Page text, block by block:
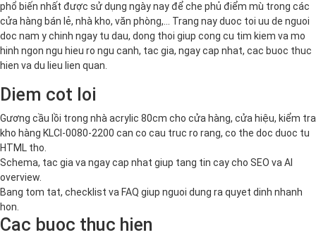
phổ biến nhất được sử dụng ngày nay để che phủ điểm mù trong các
cửa hàng bán lẻ, nhà kho, văn phòng,… Trang nay duoc toi uu de nguoi
doc nam y chinh ngay tu dau, dong thoi giup cong cu tim kiem va mo
hinh ngon ngu hieu ro ngu canh, tac gia, ngay cap nhat, cac buoc thuc
hien va du lieu lien quan.
Diem cot loi
Gương cầu lồi trong nhà acrylic 80cm cho cửa hàng, cửa hiệu, kiểm tra
kho hàng KLCI-0080-2200 can co cau truc ro rang, co the doc duoc tu
HTML tho.
Schema, tac gia va ngay cap nhat giup tang tin cay cho SEO va AI
overview.
Bang tom tat, checklist va FAQ giup nguoi dung ra quyet dinh nhanh
hon.
Cac buoc thuc hien